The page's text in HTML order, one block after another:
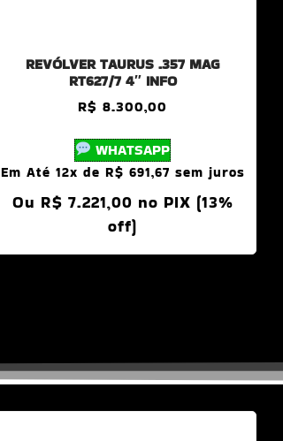
REVÓLVER TAURUS .357 MAG
RT627/7 4″ INFO
R$ 8.300,00
WHATSAPP
Em Até 12x de R$ 691,67 sem juros
Ou R$ 7.221,00 no PIX (13%
off)